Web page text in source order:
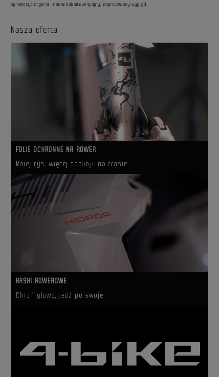
ograniczyć drgania i nadać kokpitowi spójny, dopracowany wygląd.
Nasza oferta
FOLIE OCHRONNE NA ROWER
Mniej rys, więcej spokoju na trasie
KASKI ROWEROWE
Chroń głowę, jedź po swoje